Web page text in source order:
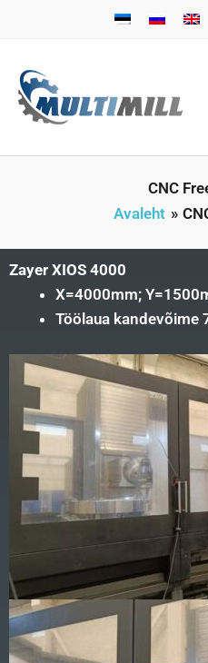
CNC
Avaleht
Zayer XIOS 4000
X=4000mm;
Töölaua kandevõime